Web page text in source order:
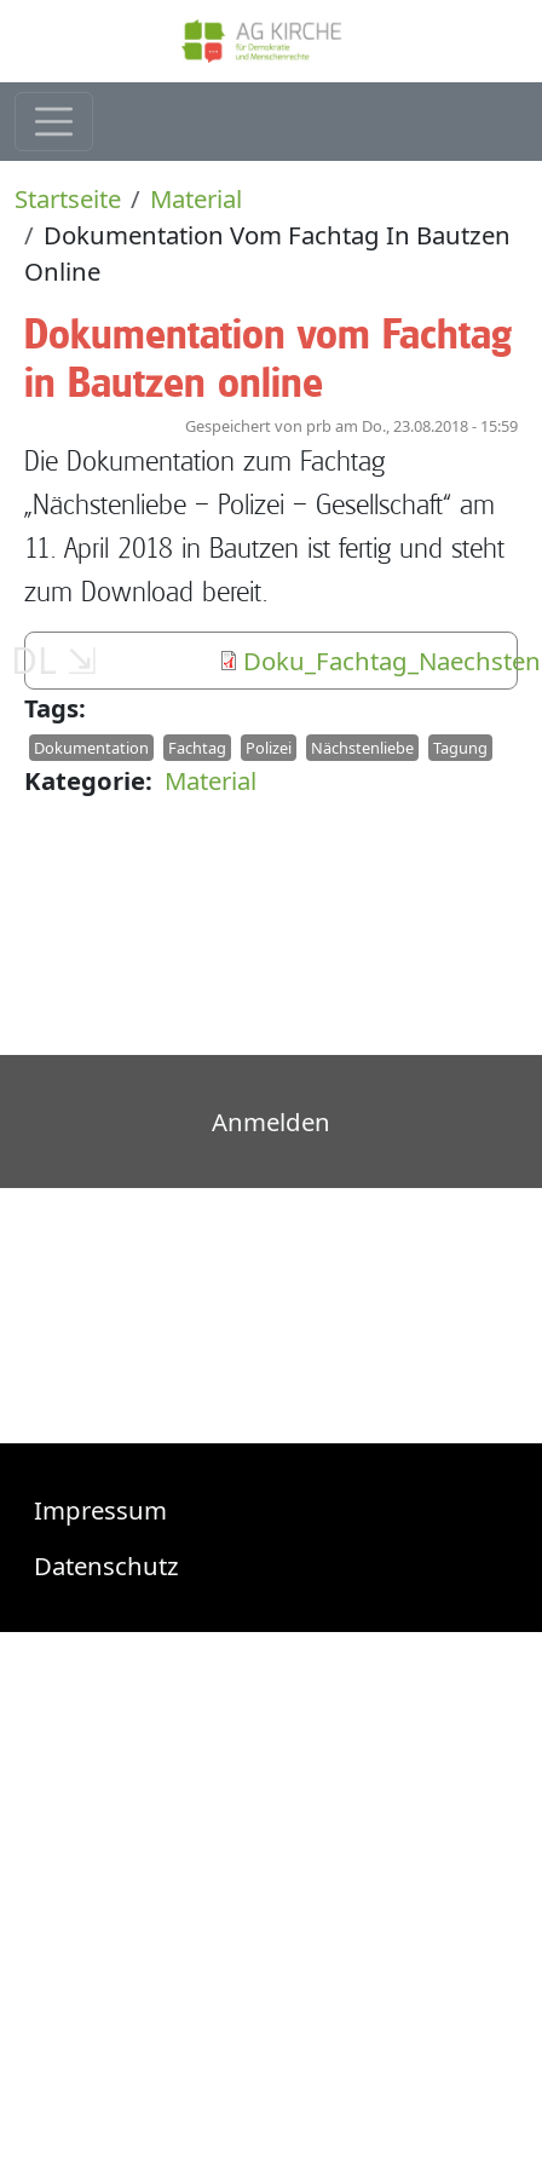
Direkt zum Inhalt
Pfadnavigation
Startseite
Material
Dokumentation Vom Fachtag In Bautzen
Online
Dokumentation vom Fachtag
in Bautzen online
Gespeichert von prb am Do., 23.08.2018 - 15:59
Die Dokumentation zum Fachtag
„Nächstenliebe – Polizei – Gesellschaft“ am
11. April 2018 in Bautzen ist fertig und steht
zum Download bereit.
Tags
Dokumentation Fachtag Polizei Nächstenliebe Tagung
Kategorie Material
Benutzermenü
Anmelden
Fußzeile
Impressum
Datenschutz